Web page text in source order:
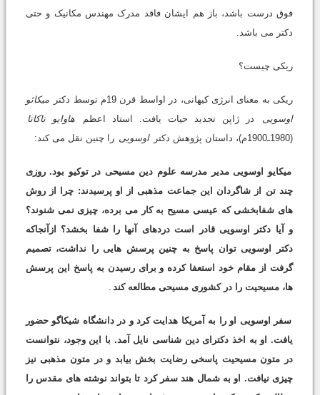
فوق درست باشد، باز هم ایشان فاقد مدرک مهندس مکانیک و حتی
دکتر می باشد.
ریکی چیست؟
ریکی به معنای انرژی کیهانی، در اواسط قرن 19م توسط دکتر
میکائو
اوسویی
در ژاپن تجدید حیات یافت. استاد اعظم
هاوایو تاکاتا
(1980ـ1900م)، داستان پژوهش دکتر
اوسویی را چنین نقل می کند:
میکایو اوسویی مدیر مدرسه علوم دین مسیحی در توکیو بود. روزی
چند تن از شاگردان این جماعت مذهبی از او پرسیدند: چرا از روش
های شفابخشی که عیسی مسیح به کار می برده، چیزی نمی شنوند؟
و آیا دکتر اوسویی قادر است دردهای آنها را شفا بخشد؟ ازآنجاکه
دکتر اوسویی توان پاسخ به چنین پرسش هایی را نداشت، تصمیم
گرفت از مقام خود استعفا کرده و برای رسیدن به پاسخ این پرسش
ها، مسیحیت را در کشوری مسیحی مطالعه کند
سفر اوسویی او را به آمریکا هدایت کرد و در دانشگاه شیکاگو حضور
یافت. او به اخذ دکترای دین شناسی نایل آمد. با این وجود، نتوانست
در متون مسیحیت پاسخی رضایت بخش بیابد و در متون مذهبی نیز
چیزی نیافت. او به شمال هند سفر کرد تا بتواند نوشته های مقدس را